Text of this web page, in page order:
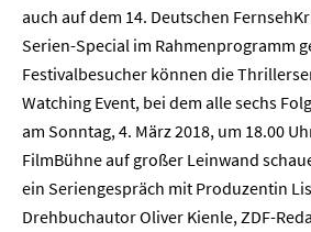
auch auf dem 14. Deutschen
Serien-Special im Rahmenprogramm
Festivalbesucher können die
Watching Event, bei dem alle sechs
am Sonntag, 4. März 2018, um 18.00
FilmBühne auf großer Leinwand
ein Seriengespräch mit Produzentin
Drehbuchautor Oliver Kienle, ZDF-